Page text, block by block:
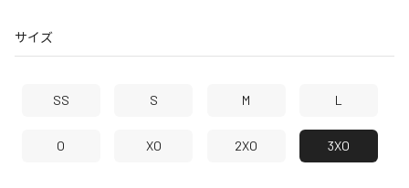
サイズ
SS S M L
O XO 2XO 3XO